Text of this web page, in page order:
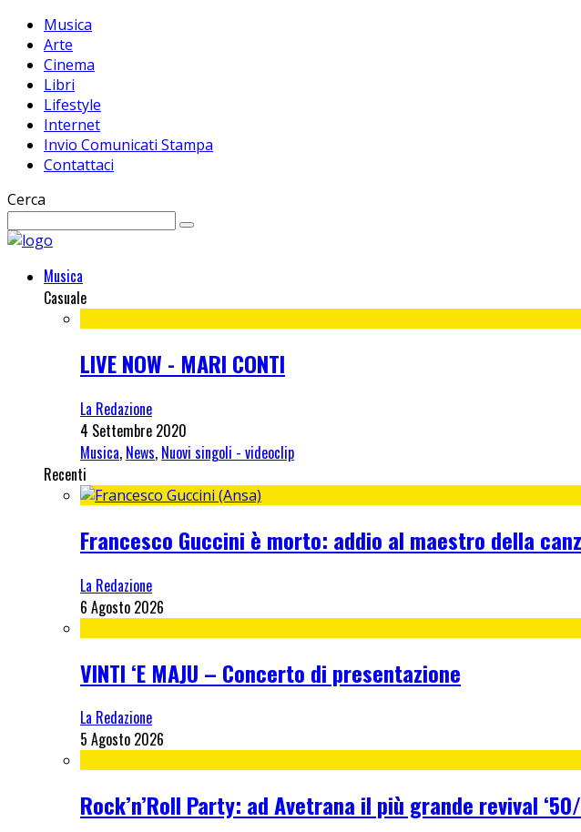
Musica
Arte
Cinema
Libri
Lifestyle
Internet
Invio Comunicati Stampa
Contattaci
Cerca
Musica
Casuale
LIVE NOW - MARI CONTI
La Redazione
4 Settembre 2020
Musica, News, Nuovi singoli - videoclip
Recenti
Francesco Guccini è morto: addio al maestro della
La Redazione
6 Agosto 2026
VINTI ‘E MAJU – Concerto di presentazione
La Redazione
5 Agosto 2026
Rock’n’Roll Party: ad Avetrana il più grande revival